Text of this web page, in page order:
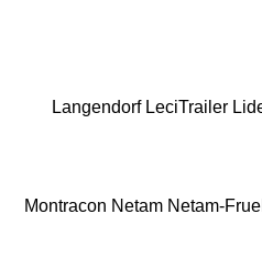
Langendorf LeciTrailer
Montracon Netam Netam-